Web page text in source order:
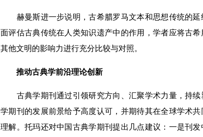
赫曼斯进一步说明，古希腊罗马文本和思想传统的延
面评估古典传统在人类知识遗产中的作用，学者应将古
其他文明的影响力进行充分比较与对照。
推动古典学前沿理论创新
古典学期刊通过引领研究方向、汇聚学术力量，持续
学期刊的发展前景给予高度认可，并期待其在全球学术
理解。托玛还对中国古典学期刊提出几点建议：一是刊